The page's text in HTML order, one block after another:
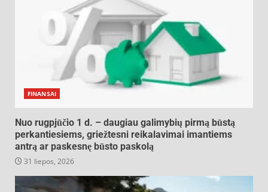
FINANSAI
Nuo rugpjūčio 1 d. – daugiau galimybių pirmą būstą
perkantiesiems, griežtesni reikalavimai imantiems
antrą ar paskesnę būsto paskolą
31 liepos, 2026